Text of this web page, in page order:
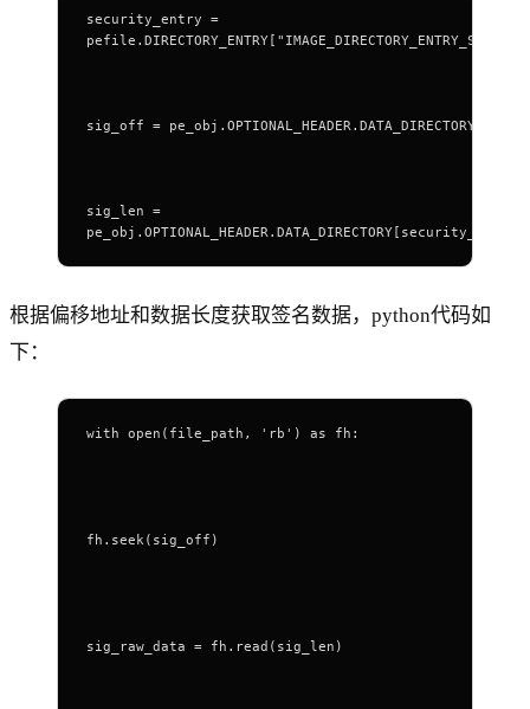
security_entry =
sig_off =
sig_len =
根据偏移地址和数据长度获取签名数据，python代码如
下：
with open(file_path, 'rb') as fh:
fh.seek(sig_off)
sig_raw_data = fh.read(sig_len)